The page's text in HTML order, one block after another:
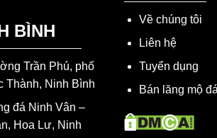
BÌNH
Trần Phú, phố
Thành, Ninh Bình
đá Ninh Vân –
Hoa Lư, Ninh
Về chúng tôi
Liên hệ
Tuyển dụng
Bán lăng mộ đá